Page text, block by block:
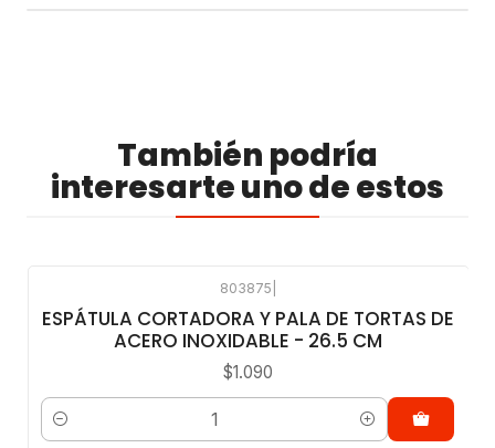
También podría
interesarte uno de estos
803875
ESPÁTULA CORTADORA Y PALA DE TORTAS DE
ACERO INOXIDABLE - 26.5 CM
$1.090
Cantidad